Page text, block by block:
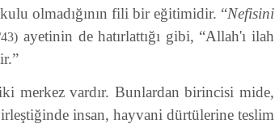
kulu olmadığının fili bir eğitimidir. “Nefisini
ayetinin de hatırlattığı gibi, “Allah'ı ilah
merkez vardır. Bunlardan birincisi mide,
insan, hayvani dürtülerine teslim